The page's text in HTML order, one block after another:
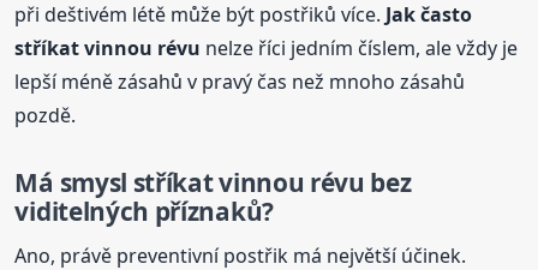
při deštivém létě může být postřiků více.Jak často
stříkat vinnou révu nelze říci jedním číslem, ale vždy je
lepší méně zásahů v pravý čas než mnoho zásahů
pozdě.
Má smysl stříkat vinnou révu bez
viditelných příznaků?
Ano, právě preventivní postřik má největší účinek.